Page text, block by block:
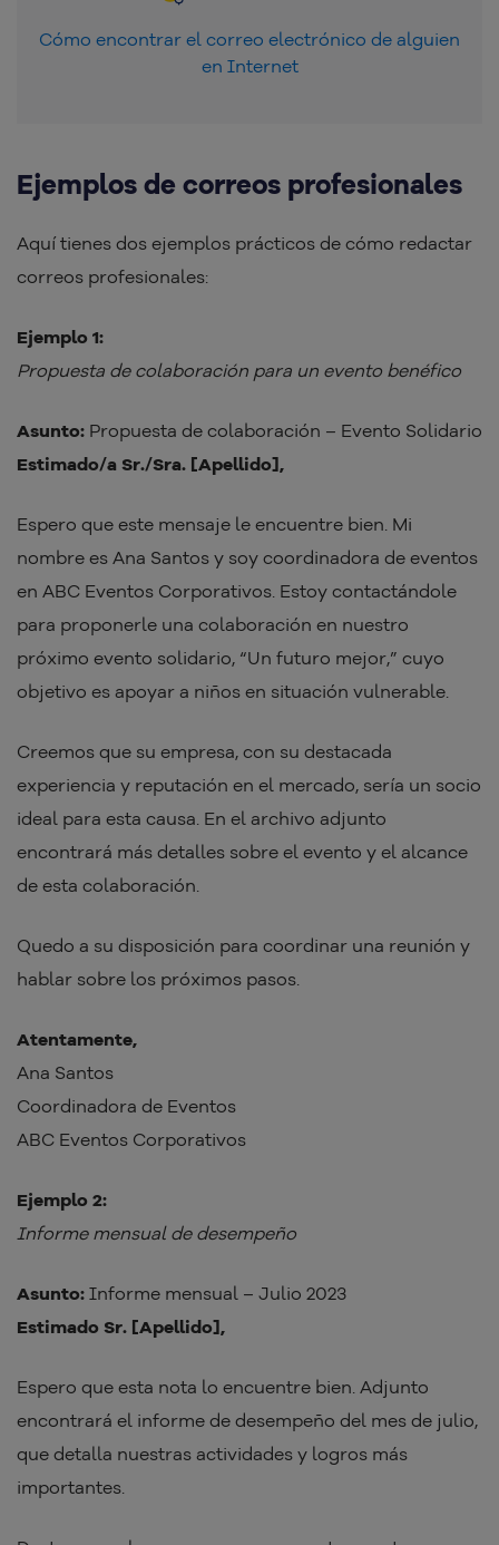
Cómo encontrar el correo electrónico de alguien
en Internet
Ejemplos de correos profesionales
Aquí tienes dos ejemplos prácticos de cómo redactar
correos profesionales:
Ejemplo 1:
Propuesta de colaboración para un evento benéfico
Asunto: Propuesta de colaboración – Evento Solidario
Estimado/a Sr./Sra. [Apellido],
Espero que este mensaje le encuentre bien. Mi
nombre es Ana Santos y soy coordinadora de eventos
en ABC Eventos Corporativos. Estoy contactándole
para proponerle una colaboración en nuestro
próximo evento solidario, “Un futuro mejor,” cuyo
objetivo es apoyar a niños en situación vulnerable.
Creemos que su empresa, con su destacada
experiencia y reputación en el mercado, sería un socio
ideal para esta causa. En el archivo adjunto
encontrará más detalles sobre el evento y el alcance
de esta colaboración.
Quedo a su disposición para coordinar una reunión y
hablar sobre los próximos pasos.
Atentamente,
Ana Santos
Coordinadora de Eventos
ABC Eventos Corporativos
Ejemplo 2:
Informe mensual de desempeño
Asunto: Informe mensual – Julio 2023
Estimado Sr. [Apellido],
Espero que esta nota lo encuentre bien. Adjunto
encontrará el informe de desempeño del mes de julio,
que detalla nuestras actividades y logros más
importantes.